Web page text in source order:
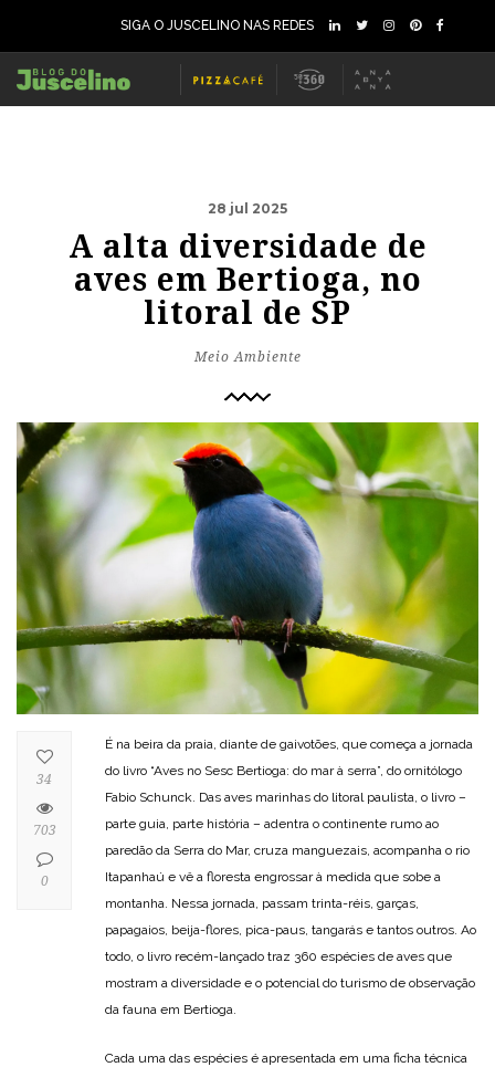
SIGA O JUSCELINO NAS REDES
28 jul 2025
A alta diversidade de
aves em Bertioga, no
litoral de SP
Meio Ambiente
É na beira da praia, diante de gaivotões, que começa a jornada
do livro “Aves no Sesc Bertioga: do mar à serra”, do ornitólogo
Fabio Schunck. Das aves marinhas do litoral paulista, o livro –
parte guia, parte história – adentra o continente rumo ao
paredão da Serra do Mar, cruza manguezais, acompanha o rio
Itapanhaú e vê a floresta engrossar à medida que sobe a
montanha. Nessa jornada, passam trinta-réis, garças,
papagaios, beija-flores, pica-paus, tangarás e tantos outros. Ao
todo, o livro recém-lançado traz 360 espécies de aves que
mostram a diversidade e o potencial do turismo de observação
da fauna em Bertioga.
Cada uma das espécies é apresentada em uma ficha técnica
34
703
0